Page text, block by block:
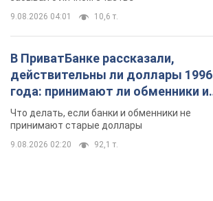
9.08.2026 04:01 10,6 т.
В ПриватБанке рассказали,
действительны ли доллары 1996
года: принимают ли обменники и
банки такие купюры
Что делать, если банки и обменники не
принимают старые доллары
9.08.2026 02:20 92,1 т.